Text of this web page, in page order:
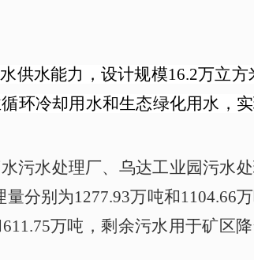
供水能力，设计规模16.2万立方
环冷却用水和生态绿化用水，
污水处理厂、乌达工业园污水
分别为1277.93万吨和1104.66
万吨，剩余污水用于矿区